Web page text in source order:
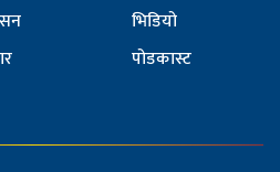
भिडियो
पोडकास्ट